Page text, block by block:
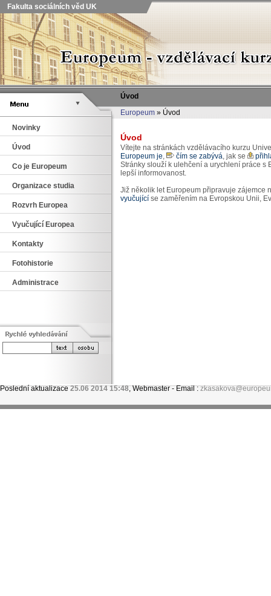
Fakulta sociálních věd UK
Úvod
Europeum » Úvod
Novinky
Úvod
Co je Europeum
Organizace studia
Rozvrh Europea
Vyučující Europea
Kontakty
Fotohistorie
Administrace
Úvod
Vítejte na stránkách vzdělávacího kurzu
Europeum je, čím se zabývá, jak se
Stránky slouží k ulehčení a urychlení práce s
lepší informovanost.
Již několik let Europeum připravuje
vyučující se zaměřením na Evropskou Unii,
Poslední aktualizace25.06 2014 15:48, Webmaster - Email :